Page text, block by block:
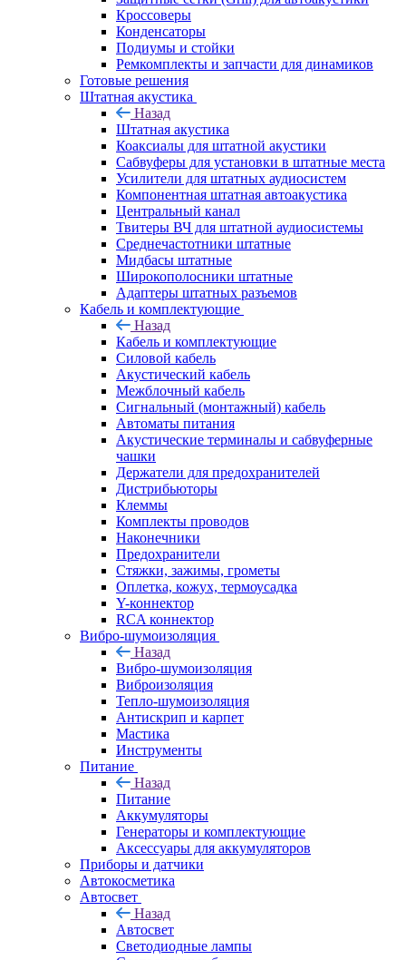
Кроссоверы
Конденсаторы
Подиумы и стойки
Ремкомплекты и запчасти для динамиков
Готовые решения
Штатная акустика
Назад
Штатная акустика
Коаксиалы для штатной акустики
Сабвуферы для установки в штатные места
Усилители для штатных аудиосистем
Компонентная штатная автоакустика
Центральный канал
Твитеры ВЧ для штатной аудиосистемы
Среднечастотники штатные
Мидбасы штатные
Широкополосники штатные
Адаптеры штатных разъемов
Кабель и комплектующие
Назад
Кабель и комплектующие
Силовой кабель
Акустический кабель
Межблочный кабель
Сигнальный (монтажный) кабель
Автоматы питания
Акустические терминалы и сабвуферные
чашки
Держатели для предохранителей
Дистрибьюторы
Клеммы
Комплекты проводов
Наконечники
Предохранители
Стяжки, зажимы, грометы
Оплетка, кожух, термоусадка
Y-коннектор
RCA коннектор
Вибро-шумоизоляция
Назад
Вибро-шумоизоляция
Виброизоляция
Тепло-шумоизоляция
Антискрип и карпет
Мастика
Инструменты
Питание
Назад
Питание
Аккумуляторы
Генераторы и комплектующие
Аксессуары для аккумуляторов
Приборы и датчики
Автокосметика
Автосвет
Назад
Автосвет
Светодиодные лампы